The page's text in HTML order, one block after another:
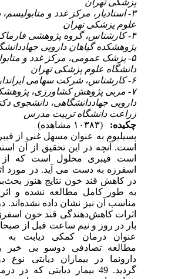
۳- استادیار، مرکز غدد و متابولیسم،
علوم پزشکی تهران
۴- کارشناس، گروه پژوهشی
پژوهشکده گیاهان دارویی
۵- پزشک عمومی، مرکز غدد و
دانشگاه علوم پزشکی تهران
۶- کارشناس، شرکت سهامی ایرانداروک
۷- مربی پژوهش کشاورزی،
دارویی جهاددانشگاهی، دانشجوی
زراعت دانشگاه تربیت مدرس
چکیده:
(۱۰۳۸۳ مشاهده)
پسیلیوم به عنوان مسهل غنی از
است. آنچه در این تحقیق از آن
است فیبری محلول است که از
اسفرزه به دست می آید. در مورد
در کاهش قند خون نتایج هنوز
به طور کامل مطالعه نشده و
مناسب آن نیز نشان داده نشده‌اند.
بار در روز و نیم ساعت قبل از
عنوان درمان کمکی دیابت
مطالعه تصادفی دوسو بی خبر
دارونما در بیماران دیابتی
گردید. 49 بیمار دیابتی که در